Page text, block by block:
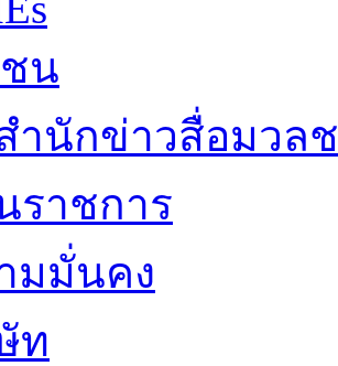
น
ำนักข่าวสื่อมวล
ราชการ
มมั่นคง
ท